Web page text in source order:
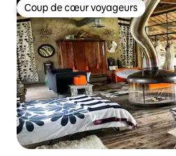
Coup de cœur voyageurs
Coup de cœur voyageurs